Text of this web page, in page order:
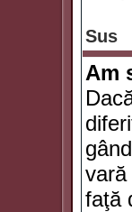
Sus
Am
vară
faţă